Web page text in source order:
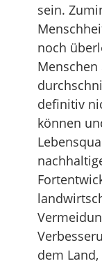
sein.
noch
definitiv
können
dem